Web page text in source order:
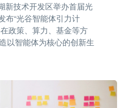
新技术开发区举办首届光
布“光谷智能体引力计
政策、算力、基金等方
以智能体为核心的创新生